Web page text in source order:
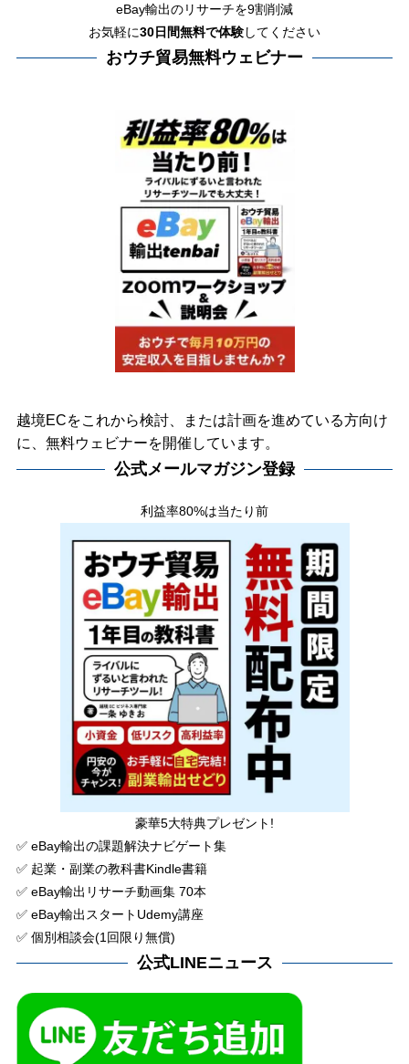
eBay輸出のリサーチを9割削減
お気軽に30日間無料で体験してください
おウチ貿易無料ウェビナー
越境ECをこれから検討、または計画を進めている方向け
に、無料ウェビナーを開催しています。
公式メールマガジン登録
利益率80%は当たり前
豪華5大特典プレゼント!
✅ eBay輸出の課題解決ナビゲート集
✅ 起業・副業の教科書Kindle書籍
✅ eBay輸出リサーチ動画集 70本
✅ eBay輸出スタートUdemy講座
✅ 個別相談会(1回限り無償)
公式LINEニュース